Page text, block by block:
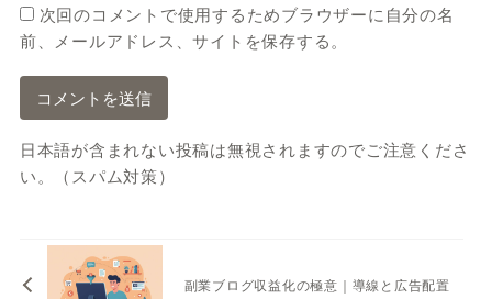
次回のコメントで使用するためブラウザーに自分の名
前、メールアドレス、サイトを保存する。
日本語が含まれない投稿は無視されますのでご注意くださ
い。（スパム対策）
副業ブログ収益化の極意｜導線と広告配置